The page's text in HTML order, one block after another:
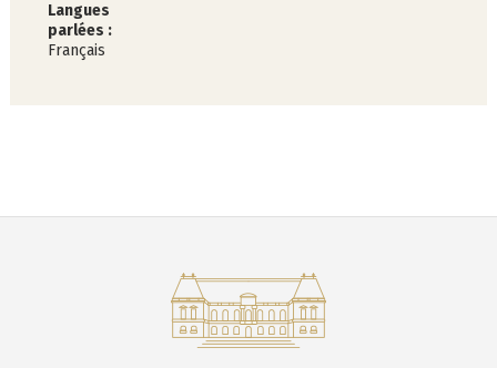
Langues
parlées :
Français